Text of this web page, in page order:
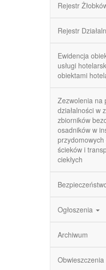
Rejestr
Rejestr
Ewidencja
usługi
obiektami
Zezwolenia na
działalności w
zbiorników
osadników w
ścieków i
ciekłych
Ogłoszenia
Archiwum
Obwieszczenia